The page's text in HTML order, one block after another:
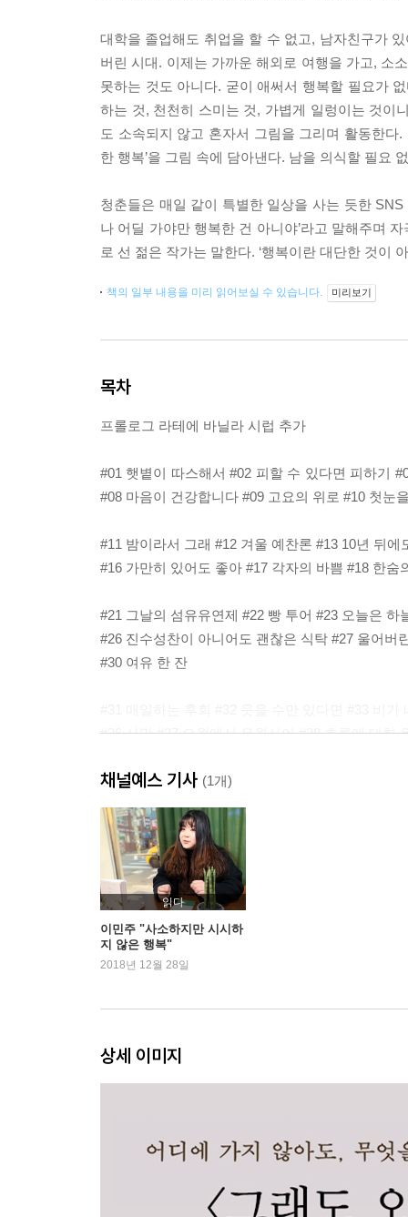
대학을 졸업해도 취업을 할 수 없고, 남자친구가
버린 시대. 이제는 가까운 해외로 여행을 가고, 소
못하는 것도 아니다. 굳이 애써서 행복할 필요가
하는 것, 천천히 스미는 것, 가볍게 일렁이는 것이
도 소속되지 않고 혼자서 그림을 그리며 활동한
한 행복’을 그림 속에 담아낸다. 남을 의식할 필요
청춘들은 매일 같이 특별한 일상을 사는 듯한
나 어딜 가야만 행복한 건 아니야’라고 말해주며
로 선 젊은 작가는 말한다. ‘행복이란 대단한 것이
책의 일부 내용을 미리 읽어보실 수 있습니다. 미리보기
목차
프롤로그 라테에 바닐라 시럽 추가
#01 햇볕이 따스해서 #02 피할 수 있다면 피하기
#08 마음이 건강합니다 #09 고요의 위로 #10 첫눈
#11 밤이라서 그래 #12 겨울 예찬론 #13 10년 뒤
#16 가만히 있어도 좋아 #17 각자의 바쁨 #18 한
#21 그날의 섬유유연제 #22 빵 투어 #23 오늘은
#26 진수성찬이 아니어도 괜찮은 식탁 #27 울어버
#30 여유 한 잔
#36 사막 #37 오월에서 유월사이 #38 흐름에 대한
#46 친한 사람이 별로 없습니다 #47 상대적 능력
#51 우리 것이 좋은 것 #52 추억은 향긋해 #53 잘
#56 지나간 것들로 지나간 날을 추억한다 #57 행
#61 우리 집은 휴양지 #62 챔피언 #63 두 번은 없
#66 섬광 #67 추억은 불고기 버거 소스 맛 #68 태
#71 그리움을 품는다 #72 사랑의 웃음소리, 히히
일기 #89 빗줄기가 필요해 #90 적당히, 평범하게
채널예스 기사 (1개)
읽다
이민주 "사소하지만 시시하
지 않은 행복"
2018년 12월 28일
상세 이미지